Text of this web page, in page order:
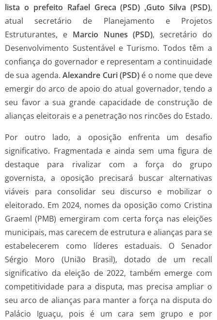
lista o prefeito Rafael Greca (PSD) ,Guto Silva (PSD),
atual secretário de Planejamento e Projetos
Estruturantes, e Marcio Nunes (PSD), secretário do
Desenvolvimento Sustentável e Turismo. Todos têm a
confiança do governador e representam a continuidade
de sua agenda.Alexandre Curi (PSD) é o nome que deve
emergir do arco de apoio do atual governador, tendo a
seu favor a sua grande capacidade de construção de
alianças eleitorais e a penetração nos rincões do Estado.
Por outro lado, a oposição enfrenta um desafio
significativo. Fragmentada e ainda sem uma figura de
destaque para rivalizar com a força do grupo
governista, a oposição precisará buscar alternativas
viáveis para consolidar seu discurso e mobilizar o
eleitorado. Em 2024, nomes da oposição como Cristina
Graeml (PMB) emergiram com certa força nas eleições
municipais, mas carecem de estrutura e alianças para se
estabelecerem como líderes estaduais. O Senador
Sérgio Moro (União Brasil), dotado de um recall
significativo da eleição de 2022, também emerge com
competitividade para a disputa, mas precisa ampliar o
seu arco de alianças para manter a força na disputa do
Palácio Iguaçu, pois é um cara sem grupo e por